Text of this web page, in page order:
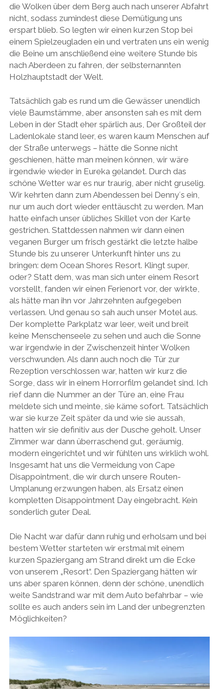
die Wolken über dem Berg auch nach unserer Abfahrt
nicht, sodass zumindest diese Demütigung uns
erspart blieb. So legten wir einen kurzen Stop bei
einem Spielzeugladen ein und vertraten uns ein wenig
die Beine um anschließend eine weitere Stunde bis
nach Aberdeen zu fahren, der selbsternannten
Holzhauptstadt der Welt.
Tatsächlich gab es rund um die Gewässer unendlich
viele Baumstämme, aber ansonsten sah es mit dem
Leben in der Stadt eher spärlich aus, Der Großteil der
Ladenlokale stand leer, es waren kaum Menschen auf
der Straße unterwegs – hätte die Sonne nicht
geschienen, hätte man meinen können, wir wäre
irgendwie wieder in Eureka gelandet. Durch das
schöne Wetter war es nur traurig, aber nicht gruselig.
Wir kehrten dann zum Abendessen bei Denny´s ein,
nur um auch dort wieder enttäuscht zu werden. Man
hatte einfach unser übliches Skillet von der Karte
gestrichen. Stattdessen nahmen wir dann einen
veganen Burger um frisch gestärkt die letzte halbe
Stunde bis zu unserer Unterkunft hinter uns zu
bringen: dem Ocean Shores Resort. Klingt super,
oder? Statt dem, was man sich unter einem Resort
vorstellt, fanden wir einen Ferienort vor, der wirkte,
als hätte man ihn vor Jahrzehnten aufgegeben
verlassen. Und genau so sah auch unser Motel aus.
Der komplette Parkplatz war leer, weit und breit
keine Menschenseele zu sehen und auch die Sonne
war irgendwie in der Zwischenzeit hinter Wolken
verschwunden. Als dann auch noch die Tür zur
Rezeption verschlossen war, hatten wir kurz die
Sorge, dass wir in einem Horrorfilm gelandet sind. Ich
rief dann die Nummer an der Türe an, eine Frau
meldete sich und meinte, sie käme sofort. Tatsächlich
war sie kurze Zeit später da und wie sie aussah,
hatten wir sie definitiv aus der Dusche geholt. Unser
Zimmer war dann überraschend gut, geräumig,
modern eingerichtet und wir fühlten uns wirklich wohl.
Insgesamt hat uns die Vermeidung von Cape
Disappointment, die wir durch unsere Routen-
Umplanung erzwungen haben, als Ersatz einen
kompletten Disappointment Day eingebracht. Kein
sonderlich guter Deal.
Die Nacht war dafür dann ruhig und erholsam und bei
bestem Wetter starteten wir erstmal mit einem
kurzen Spaziergang am Strand direkt um die Ecke
von unserem „Resort“. Den Spaziergang hätten wir
uns aber sparen können, denn der schöne, unendlich
weite Sandstrand war mit dem Auto befahrbar – wie
sollte es auch anders sein im Land der unbegrenzten
Möglichkeiten?